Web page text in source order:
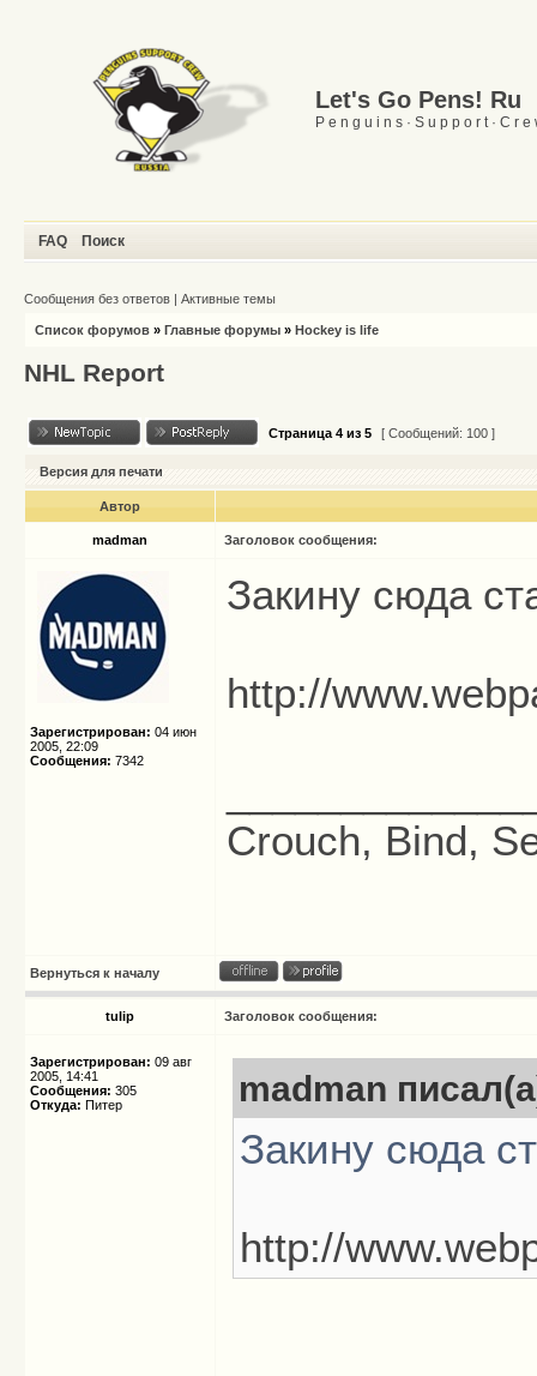
Let's Go Pens! Ru
P e n g u i n s · S u p p o r t · C r e
FAQ Поиск
Сообщения без ответов | Активные темы
Список форумов » Главные форумы » Hockey is life
NHL Report
Страница 4 из 5 [ Сообщений: 100 ]
Версия для печати
Автор
madman Заголовок сообщения:
Зарегистрирован: 04 июн
2005, 22:09
Сообщения: 7342
Закину сюда
http://
Crouch, Bind,
Вернуться к началу
tulip Заголовок сообщения:
Зарегистрирован: 09 авг
2005, 14:41
Сообщения: 305
Откуда: Питер madman
Закину сюда
http://